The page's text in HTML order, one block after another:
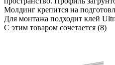
Молдинг крепится на
Для монтажа подходит клей
С этим товаром сочетается (8)